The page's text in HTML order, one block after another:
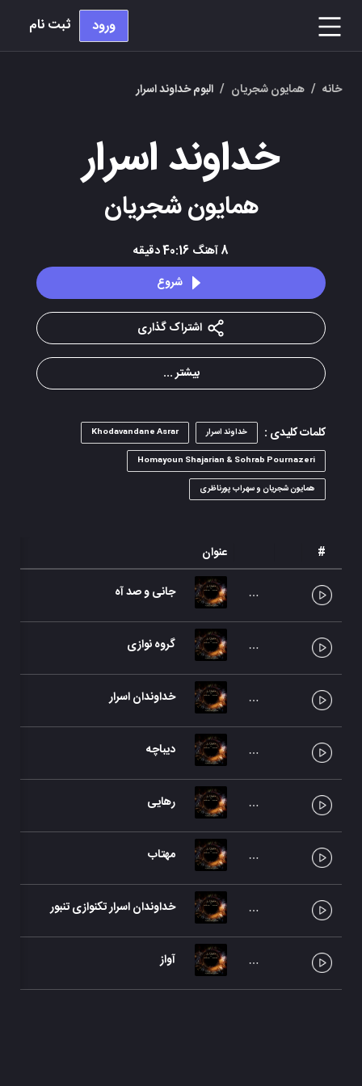
ورود ثبت نام
خانه / همایون شجریان / البوم خداوند اسرار
خداوند اسرار
همایون شجریان
8آهنگ 40:16دقیقه
شروع
اشتراک گذاری
بیشتر ...
کلمات کلیدی : خداوند اسرار Khodavandane Asrar
Homayoun Shajarian & Sohrab Pournazeri
همایون شجریان و سهراب پورناظری
# عنوان
جانی و صد آه
گروه نوازی
خداوندان اسرار
دیباچه
رهایی
مهتاب
خداوندان اسرار تکنوازی تنبور
آواز